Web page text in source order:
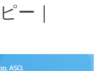
ー｜